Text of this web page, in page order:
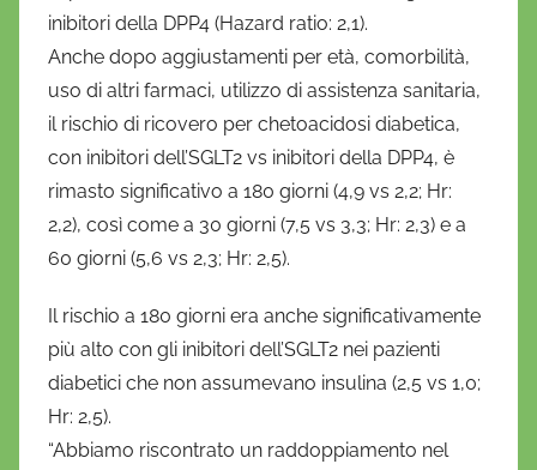
inibitori della DPP4 (Hazard ratio: 2,1).
Anche dopo aggiustamenti per età, comorbilità,
uso di altri farmaci, utilizzo di assistenza sanitaria,
il rischio di ricovero per chetoacidosi diabetica,
con inibitori dell’SGLT2 vs inibitori della DPP4, è
rimasto significativo a 180 giorni (4,9 vs 2,2; Hr:
2,2), così come a 30 giorni (7,5 vs 3,3; Hr: 2,3) e a
60 giorni (5,6 vs 2,3; Hr: 2,5).
Il rischio a 180 giorni era anche significativamente
più alto con gli inibitori dell’SGLT2 nei pazienti
diabetici che non assumevano insulina (2,5 vs 1,0;
Hr: 2,5).
“Abbiamo riscontrato un raddoppiamento nel